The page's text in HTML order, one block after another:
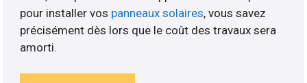
pour installer vos panneaux solaires, vous savez
précisément dès lors que le coût des travaux sera
amorti.